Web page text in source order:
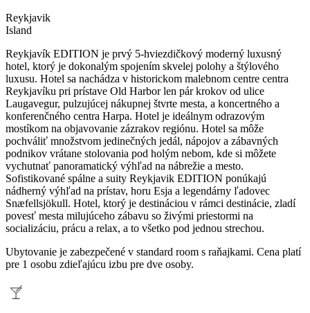
Reykjavik
Island
Reykjavík EDITION je prvý 5-hviezdičkový moderný luxusný
hotel, ktorý je dokonalým spojením skvelej polohy a štýlového
luxusu. Hotel sa nachádza v historickom malebnom centre centra
Reykjavíku pri prístave Old Harbor len pár krokov od ulice
Laugavegur, pulzujúcej nákupnej štvrte mesta, a koncertného a
konferenčného centra Harpa. Hotel je ideálnym odrazovým
mostíkom na objavovanie zázrakov regiónu. Hotel sa môže
pochváliť množstvom jedinečných jedál, nápojov a zábavných
podnikov vrátane stolovania pod holým nebom, kde si môžete
vychutnať panoramatický výhľad na nábrežie a mesto.
Sofistikované spálne a suity Reykjavik EDITION ponúkajú
nádherný výhľad na prístav, horu Esja a legendárny ľadovec
Snæfellsjökull. Hotel, ktorý je destináciou v rámci destinácie, zladí
povesť mesta milujúceho zábavu so živými priestormi na
socializáciu, prácu a relax, a to všetko pod jednou strechou.
Ubytovanie je zabezpečené v standard room s raňajkami. Cena platí
pre 1 osobu zdieľajúcu izbu pre dve osoby.